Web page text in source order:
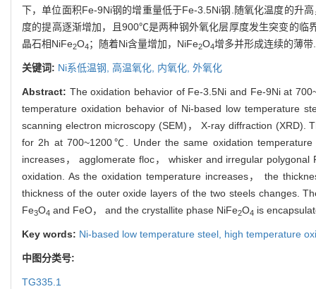
下，单位面积Fe-9Ni钢的增重量低于Fe-3.5Ni钢.随氧化温度的升
度的提高逐渐增加，且900℃是两种钢外氧化层厚度发生突变的临
晶石相NiFe2O4；随着Ni含量增加，NiFe2O4增多并形成连续的薄带.
关键词: Ni系低温钢, 高温氧化, 内氧化, 外氧化
Abstract: The oxidation behavior of Fe-3.5Ni and Fe-9Ni at
temperature oxidation behavior of Ni-based low temperature
scanning electron microscopy (SEM)， X-ray diffraction
for 2h at 700~1200℃. Under the same oxidation
increases， agglomerate floc， whisker and irregular polygonal
oxidation. As the oxidation temperature increases， the
thickness of the outer oxide layers of the two steels changes.
Fe3O4 and FeO， and the crystallite phase NiFe2O4 is
Key words: Ni-based low temperature steel, high temperature
中图分类号:
TG335.1